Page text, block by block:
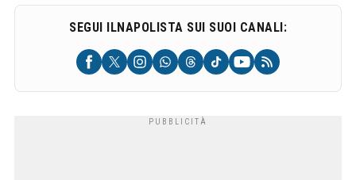
SEGUI ILNAPOLISTA SUI SUOI CANALI: